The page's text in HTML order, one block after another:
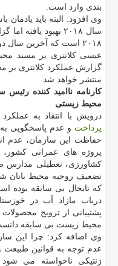
بندی وارد است.
۲۰۱۸ است که آخرین
عیسی کلانتری بر مسند
منتشر خواهد شد.
کارنامه ناامید کننده
محیط زیستی
درویش با انتقاد به
پرداخت و عدم پاسخگویی
حفاظت این سازمان، عدم
پروژه های عمرانی کشور،
کشاورزی، تعطیلی مدارس
تضعیف روحیه محیط بانان
که تابحال بی سابقه بوده
درباب مازاد آب در
پشتیبانی از ترویج
محیط زیست بی سابقه
وی اضافه کرد: چرا این
عدم توجه به قوانین
ژنتیکی ناخواسته می